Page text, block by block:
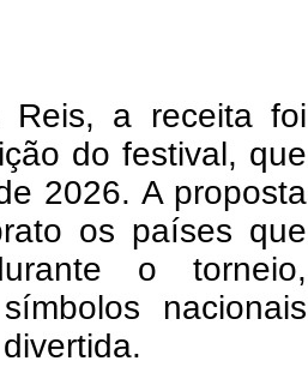
Reis, a receita foi
do festival, que
2026. A proposta
os países que
o torneio,
nacionais